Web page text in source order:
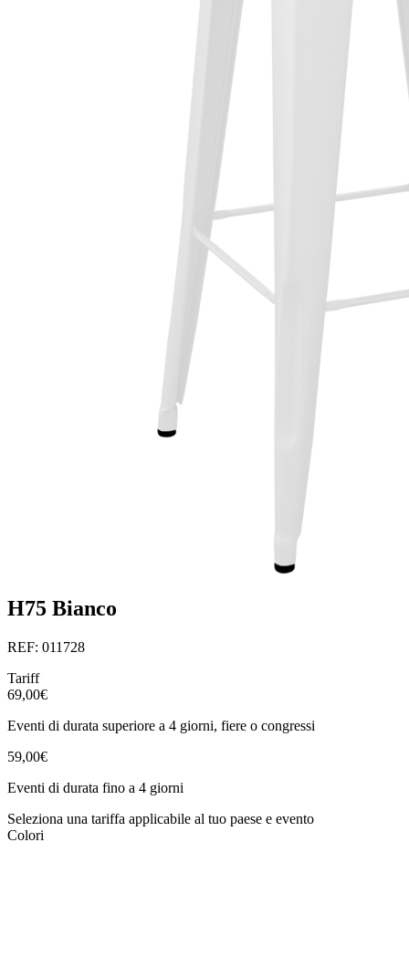
H75 Bianco
REF: 011728
Tariff
69,00€
Eventi di durata superiore a 4 giorni, fiere o congressi
59,00€
Eventi di durata fino a 4 giorni
Seleziona una tariffa applicabile al tuo paese e evento
Colori